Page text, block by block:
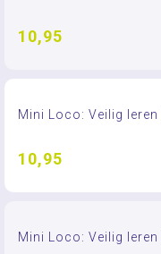
10,95
Mini Loco: Veilig leren
10,95
Mini Loco: Veilig